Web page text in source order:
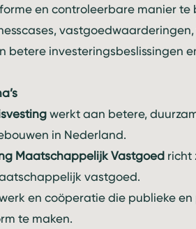
en controleerbare manier te
betere investeringsbeslissingen
werkt aan betere,
in Nederland.
Maatschappelijk Vastgoed richt
vastgoed.
en coöperatie die publieke
te maken.